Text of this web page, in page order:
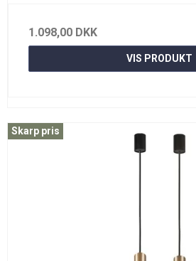
1.098,00 DKK
VIS PRODUKT
Skarp pris